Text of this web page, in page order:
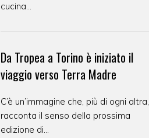
cucina...
Da Tropea a Torino è iniziato il
viaggio verso Terra Madre
C’è un’immagine che, più di ogni altra,
racconta il senso della prossima
edizione di...